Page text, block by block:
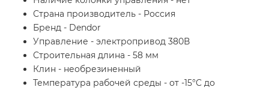
Страна производитель - Россия
Бренд - Dendor
Управление - электропривод 380В
Строительная длина - 58 мм
Клин - необрезиненный
Температура рабочей среды - от -15°C до